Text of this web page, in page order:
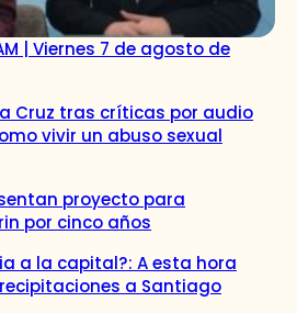
| Viernes 7 de agosto de
Cruz tras críticas por audio
vivir un abuso sexual
proyecto para
por cinco años
a la capital?: A esta hora
a Santiago